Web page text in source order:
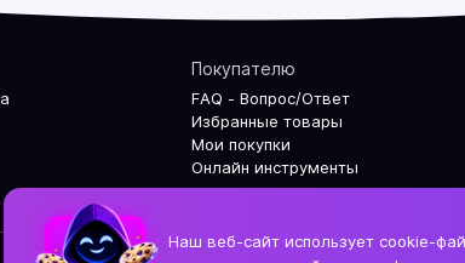
Покупателю
FAQ - Вопрос/Ответ
Избранные товары
Мои покупки
Онлайн инструменты
Наш веб-сайт использует cookie-